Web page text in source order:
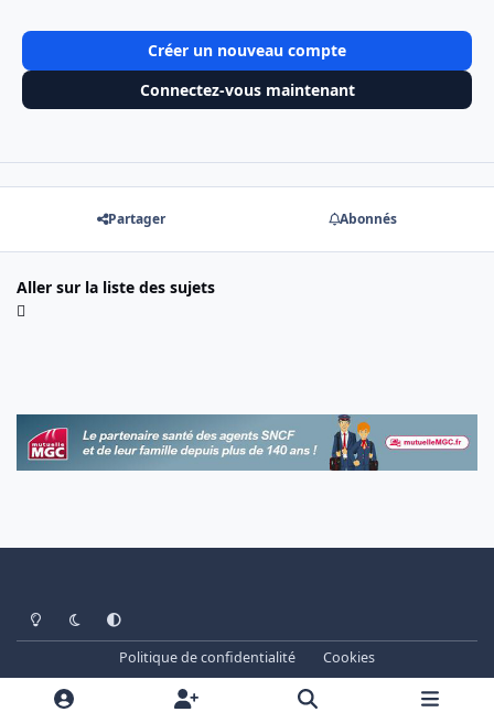
Créer un nouveau compte
Connectez-vous maintenant
Partager Abonnés
Aller sur la liste des sujets
Light ModeDark ModeSystem Preference
Politique de confidentialité
Cookies
www.cheminots.net - Forum Libre depuis 2003
Powered by
Invision Community